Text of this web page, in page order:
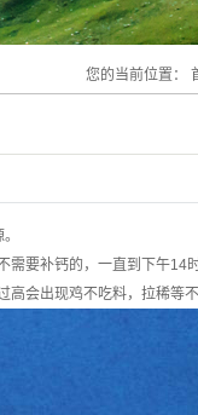
您的当前位置：
要补钙的，一直到下午14
会出现鸡不吃料，拉稀等不